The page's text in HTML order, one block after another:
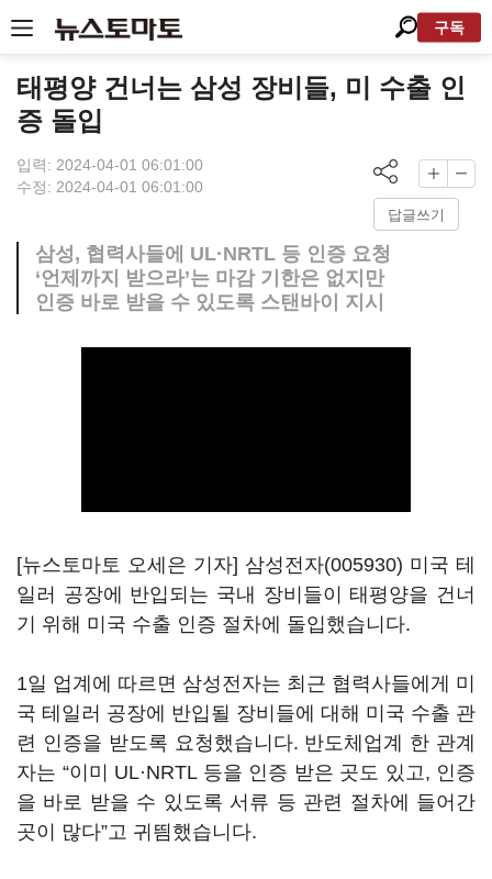
구독
태평양 건너는 삼성 장비들, 미 수출 인
증 돌입
입력: 2024-04-01 06:01:00
수정: 2024-04-01 06:01:00
답글쓰기
삼성, 협력사들에 UL·NRTL 등 인증 요청
‘언제까지 받으라’는 마감 기한은 없지만
인증 바로 받을 수 있도록 스탠바이 지시
[뉴스토마토 오세은 기자] 삼성전자(005930) 미국 테
일러 공장에 반입되는 국내 장비들이 태평양을 건너
기 위해 미국 수출 인증 절차에 돌입했습니다.
1일 업계에 따르면 삼성전자는 최근 협력사들에게 미
국 테일러 공장에 반입될 장비들에 대해 미국 수출 관
련 인증을 받도록 요청했습니다. 반도체업계 한 관계
자는 “이미 UL·NRTL 등을 인증 받은 곳도 있고, 인증
을 바로 받을 수 있도록 서류 등 관련 절차에 들어간
곳이 많다”고 귀띔했습니다.